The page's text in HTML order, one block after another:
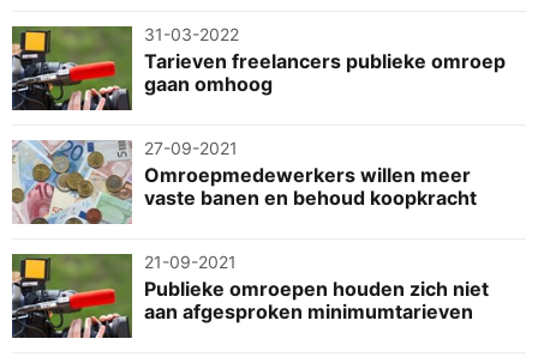
31-03-2022
Tarieven freelancers publieke omroep
gaan omhoog
27-09-2021
Omroepmedewerkers willen meer
vaste banen en behoud koopkracht
21-09-2021
Publieke omroepen houden zich niet
aan afgesproken minimumtarieven